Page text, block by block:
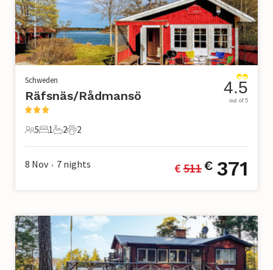
Schweden
Räfsnäs/Rådmansö
5 Gäste
5
1 Schlafzimmer
1
2 Badezimmer
2
2 Haustiere
2
4.5
out of 5
8 Nov • 7 nights € 511€ 371